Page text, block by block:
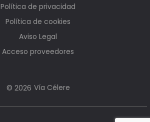
© 2026 Vía Célere
Política de privacidad
Política de cookies
Aviso Legal
Acceso proveedores